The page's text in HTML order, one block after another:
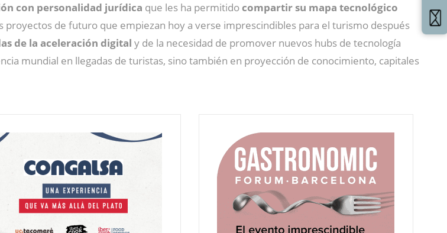
con personalidad jurídica que les ha permitidocompartir su mapa tecnológico
de futuro que empiezan hoy a verse imprescindibles para el turismo después
de la aceleración digital y de la necesidad de promover nuevos hubs de tecnología
mundial en llegadas de turistas, sino también en proyección de conocimiento, capitales